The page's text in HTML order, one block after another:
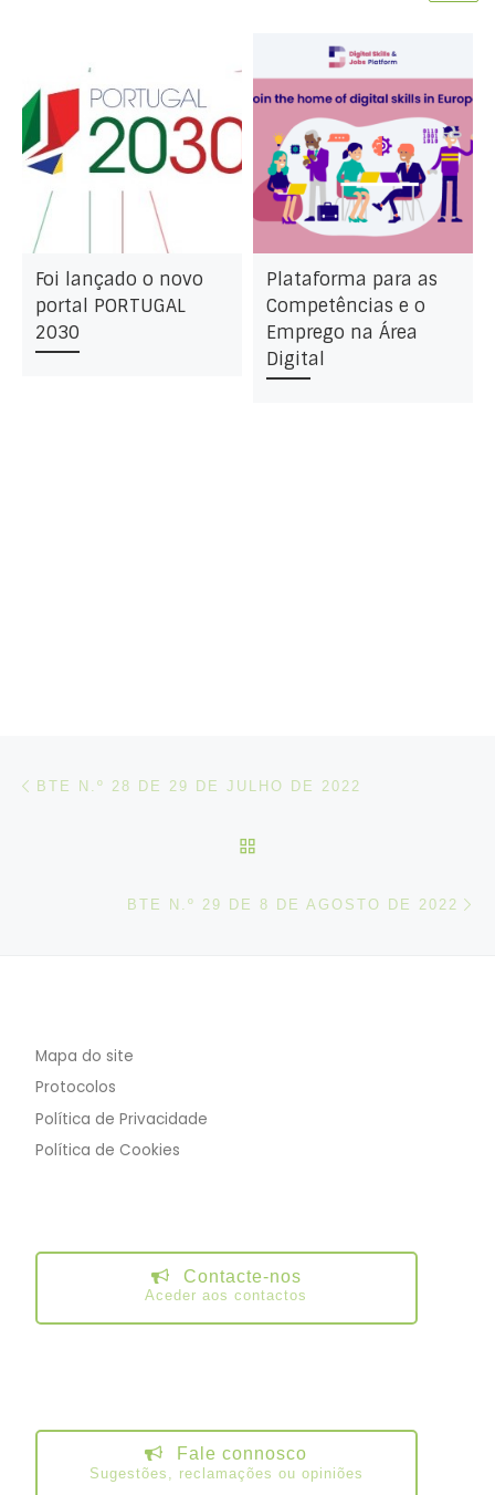
Foi lançado o novo
portal PORTUGAL
2030
Plataforma para as
Competências e o
Emprego na Área
Digital
Post navigation
BTE N.º 28 DE 29 DE JULHO DE 2022
BTE N.º 29 DE 8 DE AGOSTO DE 2022
Mapa do site
Protocolos
Política de Privacidade
Política de Cookies
Contacte-nos
Aceder aos contactos
Fale connosco
Sugestões, reclamações ou opiniões